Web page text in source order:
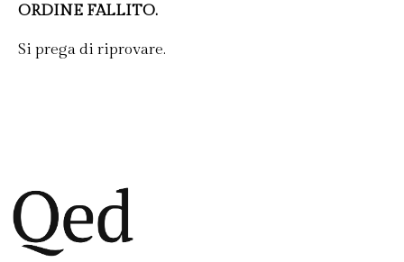
ORDINE FALLITO.
Si prega di riprovare.